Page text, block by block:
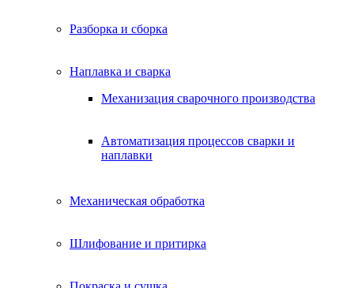
Разборка и сборка
Наплавка и сварка
Механизация сварочного производства
Автоматизация процессов сварки и
наплавки
Механическая обработка
Шлифование и притирка